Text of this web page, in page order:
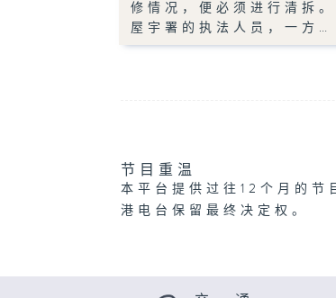
修情况，便必须进行清拆。
屋宇署的执法人员，一方…
节目重温
本平台提供过往12个月的节
港电台保留最终决定权。